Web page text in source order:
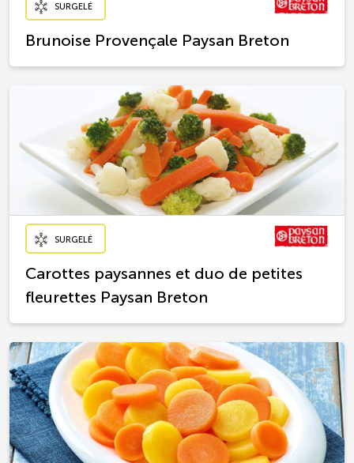
SURGELÉ
Brunoise Provençale Paysan Breton
SURGELÉ
Carottes paysannes et duo de petites
fleurettes Paysan Breton